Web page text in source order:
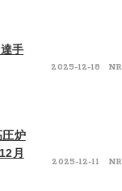
タイトル（降順）
手
2025-12-18
圧炉
月
2025-12-11